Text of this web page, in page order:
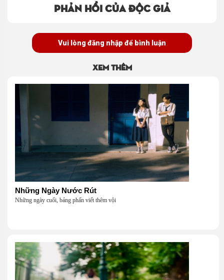
Phản hồi của độc giả
Vui lòng đăng nhập để bình luận
Xem thêm
Những Ngày Nước Rút
Những ngày cuối, bảng phấn viết thêm vội